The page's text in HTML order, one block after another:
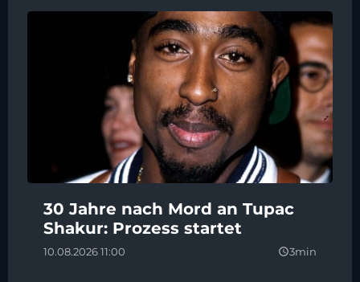
30 Jahre nach Mord an Tupac
Shakur: Prozess startet
10.08.2026 11:00 query_builder3min